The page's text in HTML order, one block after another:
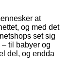
at
og med det
set sig
til babyer og
del, og endda